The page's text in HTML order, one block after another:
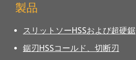
製品
スリットソーHSSおよび超硬鋸
鋸刃HSSコールド、切断刃